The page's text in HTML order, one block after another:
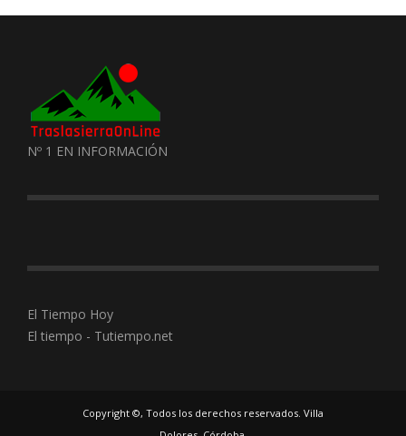
Nº 1 EN INFORMACIÓN
El Tiempo Hoy
El tiempo - Tutiempo.net
Copyright ©, Todos los derechos reservados. Villa